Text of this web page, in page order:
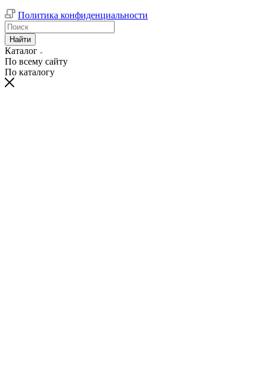
Политика конфиденциальности
Найти
Каталог
По всему сайту
По каталогу